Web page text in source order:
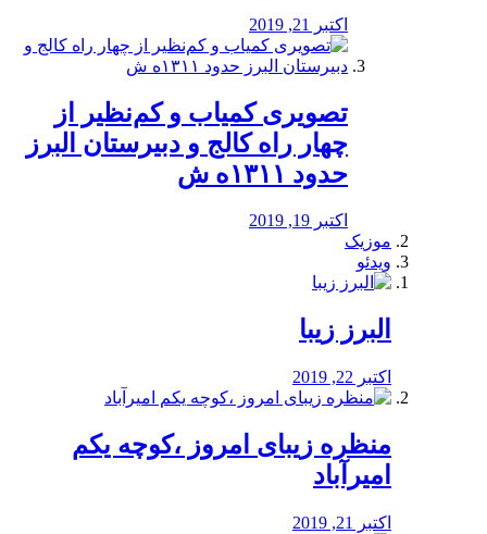
اکتبر 21, 2019
️تصویری کمیاب و کم‌نظیر از
چهار راه كالج و دبيرستان البرز
حدود ۱۳۱۱ه ش
اکتبر 19, 2019
موزیک
ویدئو
البرز زیبا
اکتبر 22, 2019
منظره‌‌ زیبای امروز ،کوچه یکم
امیرآباد
اکتبر 21, 2019